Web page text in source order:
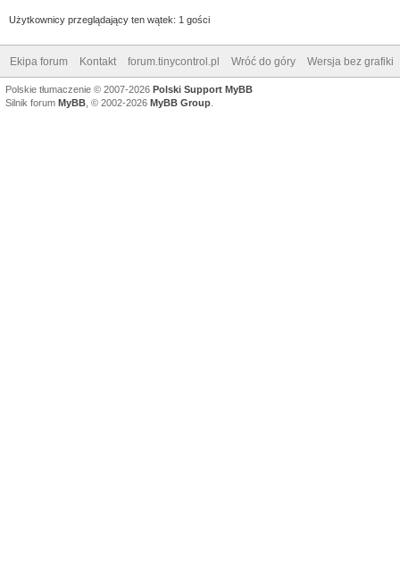
Użytkownicy przeglądający ten wątek: 1 gości
Ekipa forum Kontakt forum.tinycontrol.pl Wróć do góry Wersja bez grafiki
Polskie tłumaczenie © 2007-2026 Polski Support MyBB
Silnik forum MyBB , © 2002-2026 MyBB Group